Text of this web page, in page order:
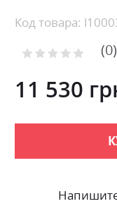
beginning
the
gallery
Код товара:
Рейтинг: 0
11 530